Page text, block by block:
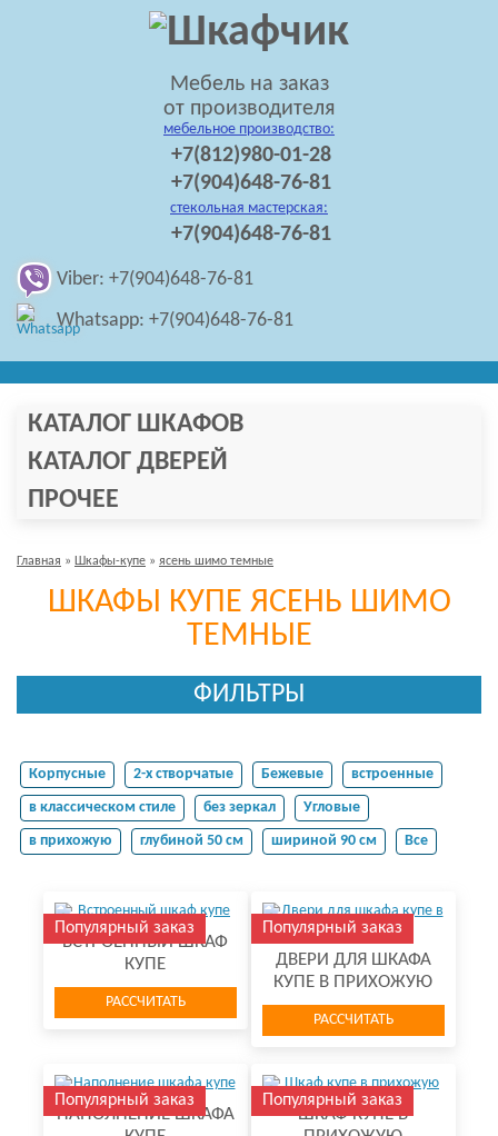
Мебель на заказ
от производителя
мебельное производство:
+7(812)980-01-28
+7(904)648-76-81
стекольная мастерская:
+7(904)648-76-81
Viber: +7(904)648-76-81
Whatsapp: +7(904)648-76-81
КАТАЛОГ ШКАФОВ
КАТАЛОГ ДВЕРЕЙ
ПРОЧЕЕ
Главная » Шкафы-купе » ясень шимо темные
ШКАФЫ КУПЕ ЯСЕНЬ ШИМО
ТЕМНЫЕ
ФИЛЬТРЫ
Корпусные 2-х створчатые Бежевые
встроенные
в классическом стиле
без зеркал
Угловые
в прихожую
глубиной 50 см шириной 90 см Все
Популярный заказ
ВСТРОЕННЫЙ ШКАФ
КУПЕ
РАССЧИТАТЬ
Популярный заказ
ДВЕРИ ДЛЯ ШКАФА
КУПЕ В ПРИХОЖУЮ
РАССЧИТАТЬ
Популярный заказ
НАПОЛНЕНИЕ ШКАФА
Популярный заказ
ШКАФ КУПЕ В